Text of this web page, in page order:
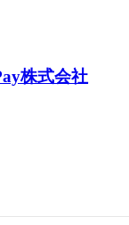
株式会社